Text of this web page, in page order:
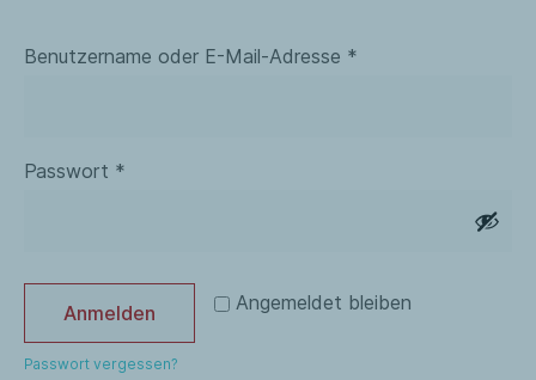
Benutzername oder E-Mail-Adresse *
Passwort *
Angemeldet bleiben
Anmelden
Passwort vergessen?